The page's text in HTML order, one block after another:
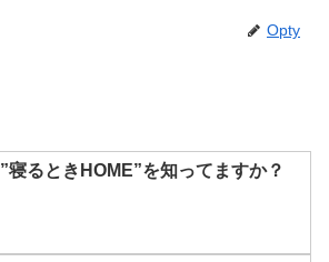
Opty
”寝るときHOME”を知ってますか？